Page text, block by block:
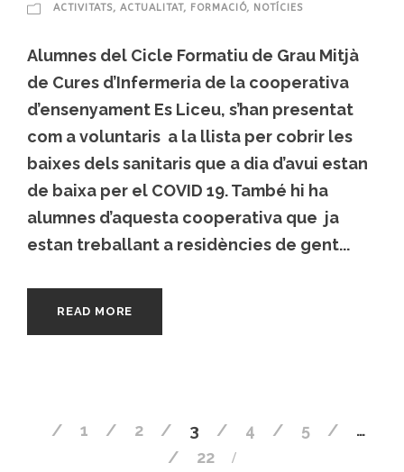
ACTIVITATS, ACTUALITAT, FORMACIÓ, NOTÍCIES
Alumnes del Cicle Formatiu de Grau Mitjà
de Cures d’Infermeria de la cooperativa
d’ensenyament Es Liceu, s’han presentat
com a voluntaris a la llista per cobrir les
baixes dels sanitaris que a dia d’avui estan
de baixa per el COVID 19. També hi ha
alumnes d’aquesta cooperativa que ja
estan treballant a residències de gent...
READ MORE
1 2 3 4 5
…
22